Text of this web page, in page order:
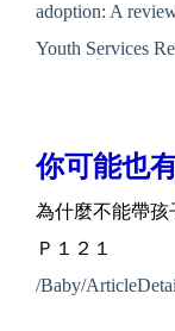
adoption: A
Youth Services
你可能也
為什麼不能帶孩
Ｐ１２１
/Baby/